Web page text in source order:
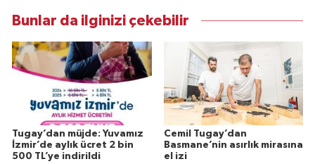
Bunlar da ilginizi çekebilir
Tugay’dan müjde: Yuvamız
İzmir’de aylık ücret 2 bin
500 TL’ye indirildi
Cemil Tugay’dan
Basmane’nin asırlık mirasına
el izi